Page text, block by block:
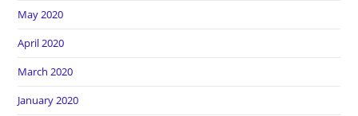
May 2020
April 2020
March 2020
January 2020